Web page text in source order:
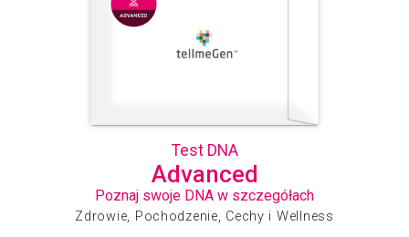
Test DNA
Advanced
Poznaj swoje DNA w szczegółach
Zdrowie, Pochodzenie, Cechy i Wellness